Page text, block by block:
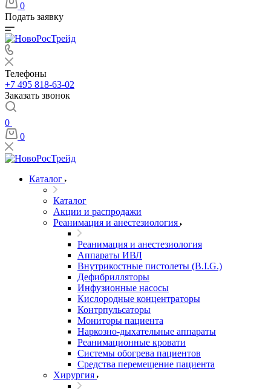
0
Подать заявку
Телефоны
+7 495 818-63-02
Заказать звонок
0
0
Каталог
Каталог
Акции и распродажи
Реанимация и анестезиология
Реанимация и анестезиология
Аппараты ИВЛ
Внутрикостные пистолеты (B.I.G.)
Дефибрилляторы
Инфузионные насосы
Кислородные концентраторы
Контрпульсаторы
Мониторы пациента
Наркозно-дыхательные аппараты
Реанимационные кровати
Системы обогрева пациентов
Средства перемещение пациента
Хирургия